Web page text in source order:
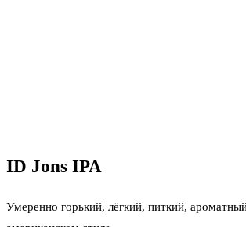
ID Jons IPA
Умеренно горький, лёгкий, питкий,